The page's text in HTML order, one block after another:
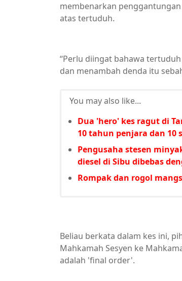
membenarkan
atas tertuduh.
“Perlu diingat bahawa
dan menambah denda itu
You may also like...
Dua 'hero' kes ragut di
10 tahun penjara dan 10
Pengusaha stesen
diesel di Sibu dibebas
Rompak dan rogol
Beliau berkata dalam kes ini,
Mahkamah Sesyen ke
adalah 'final order'.